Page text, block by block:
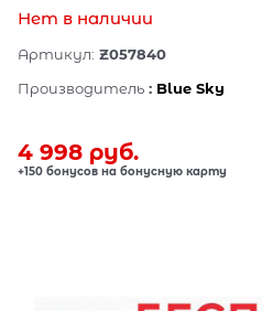
Нет в наличии
Артикул: Z057840
Производитель : Blue Sky
4 998 руб.
+150 бонусов на бонусную карту